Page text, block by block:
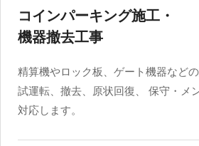
コインパーキング施工・
機器撤去工事
精算機やロック板、ゲート機器などの
試運転、撤去、原状回復、 保守・メ
対応します。